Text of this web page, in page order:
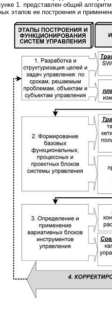
1. представлен общий
этапов ее построения и